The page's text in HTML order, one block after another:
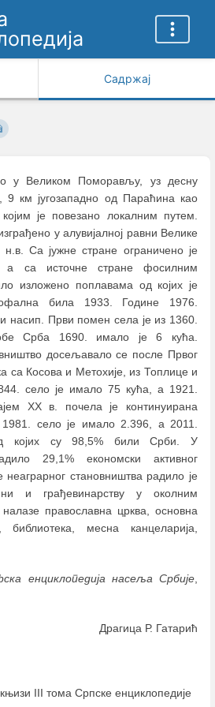
Садржај
у Великом Поморављу, уз десну
км југозападно од Параћина као
је повезано локалним путем.
у алувијалној равни Велике
Са јужне стране ограничено је
а са источне стране фосилним
изложено поплавама од којих је
била 1933. Године 1976.
насип. Први помен села је из 1360.
Срба 1690. имало је 6 кућа.
досељавало се после Првог
са Косова и Метохије, из Топлице и
село је имало 75 кућа, а 1921.
XX в. почела је континуирана
1981. село је имало 2.396, а 2011.
којих су 98,5% били Срби. У
29,1% економски активног
становништва радило је
и грађевинарству у околним
православна црква, основна
месна канцеларија,
енциклопедија насеља Србије
Драгица Р. Гатарић
III тома Српске енциклопедије